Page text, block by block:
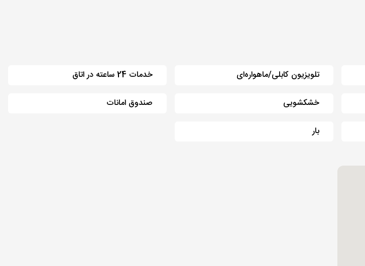
تلویزیون کابلی/ماهواره‌ای خدمات 24 ساعته در اتاق
خشکشویی صندوق امانات
بار